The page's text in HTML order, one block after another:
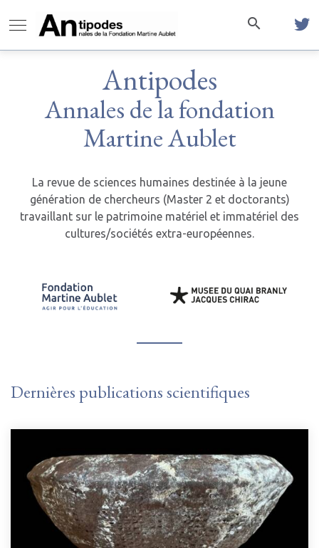
Antipodes
Annales de la fondation
Martine Aublet
La revue de sciences humaines destinée à la jeune
génération de chercheurs (Master 2 et doctorants)
travaillant sur le patrimoine matériel et immatériel des
cultures/sociétés extra-européennes.
Dernières publications scientifiques